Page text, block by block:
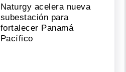
Naturgy acelera nueva
subestación para
fortalecer Panamá
Pacífico